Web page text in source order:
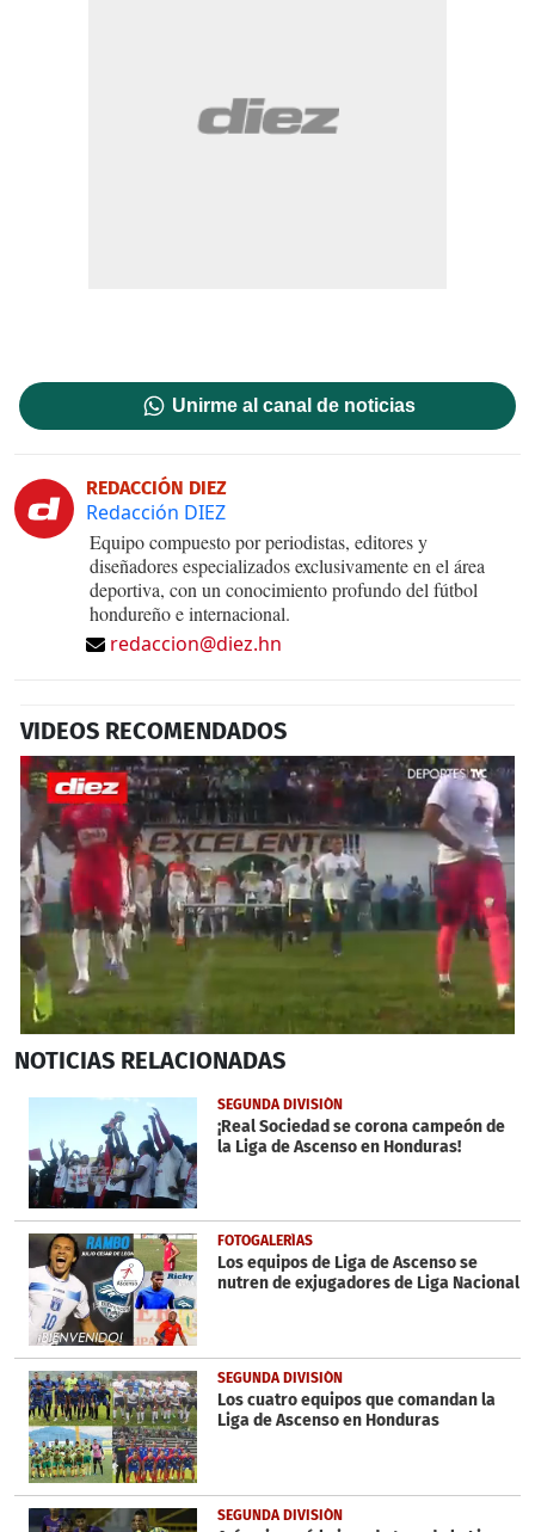
Unirme al canal de noticias
REDACCIÓN DIEZ
Redacción DIEZ
Equipo compuesto por periodistas, editores y
diseñadores especializados exclusivamente en el área
deportiva, con un conocimiento profundo del fútbol
hondureño e internacional.
redaccion@diez.hn
VIDEOS RECOMENDADOS
seconds
3
seconds
NOTICIAS RELACIONADAS
SEGUNDA DIVISIÓN
¡Real Sociedad se corona campeón de
la Liga de Ascenso en Honduras!
FOTOGALERÍAS
Los equipos de Liga de Ascenso se
nutren de exjugadores de Liga Nacional
SEGUNDA DIVISIÓN
Los cuatro equipos que comandan la
Liga de Ascenso en Honduras
SEGUNDA DIVISIÓN